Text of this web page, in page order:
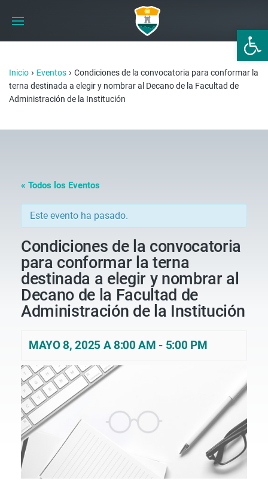
Abrir
Inicio › Eventos › Condiciones de la convocatoria para conformar la
terna destinada a elegir y nombrar al Decano de la Facultad de
Administración de la Institución
« Todos los Eventos
Este evento ha pasado.
Condiciones de la convocatoria
para conformar la terna
destinada a elegir y nombrar al
Decano de la Facultad de
Administración de la Institución
MAYO 8, 2025 A 8:00 AM - 5:00 PM